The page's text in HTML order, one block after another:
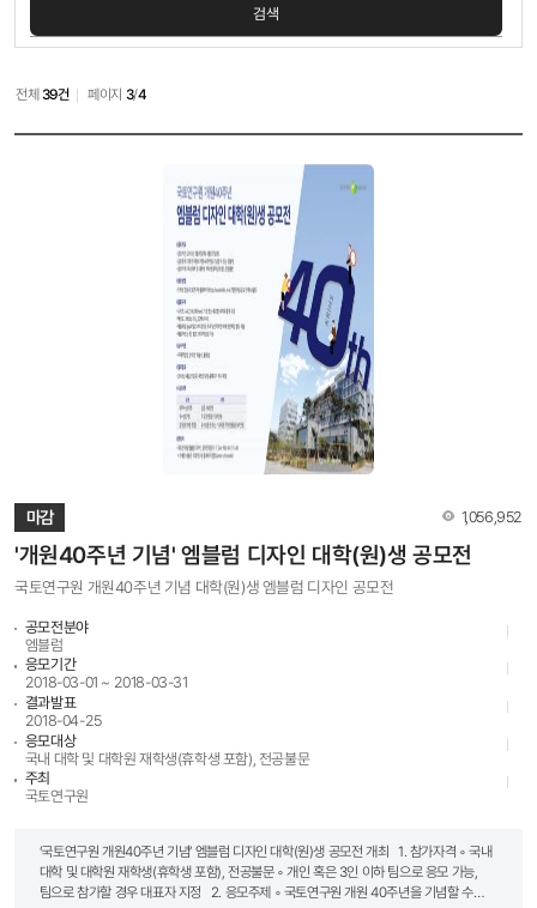
검색
전체39건 페이지 3/4
마감 조회수
1,056,952
'개원40주년 기념' 엠블럼 디자인 대학(원)생 공모전
국토연구원 개원40주년 기념 대학(원)생 엠블럼 디자인 공모전
공모전분야
엠블럼
응모기간
2018-03-01 ~ 2018-03-31
결과발표
2018-04-25
응모대상
국내 대학 및 대학원 재학생(휴학생 포함), 전공불문
주최
국토연구원
‘국토연구원 개원40주년 기념’ 엠블럼 디자인 대학(원)생 공모전 개최 1. 참가자격 ◦ 국내
대학 및 대학원 재학생(휴학생 포함), 전공불문 ◦ 개인 혹은 3인 이하 팀으로 응모 가능,
팀으로 참가할 경우 대표자 지정 2. 응모주제 ◦ 국토연구원 개원 40주년을 기념할 수